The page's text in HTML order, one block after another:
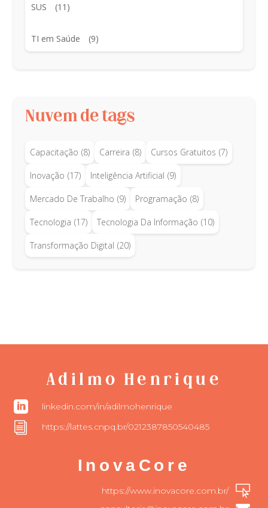
SUS (11)
TI em Saúde (9)
Nuvem de tags
Capacitação (8) Carreira (8) Cursos Gratuitos (7)
Inovação (17) Inteligência Artificial (9)
Mercado De Trabalho (9) Programação (8)
Tecnologia (17) Tecnologia Da Informação (10)
Transformação Digital (20)
Adilmo Henrique
 linkedin.com/in/adilmohenrique
i https://lattes.cnpq.br/0212387850540485
InovaCore

https://www.inovacore.com.br/